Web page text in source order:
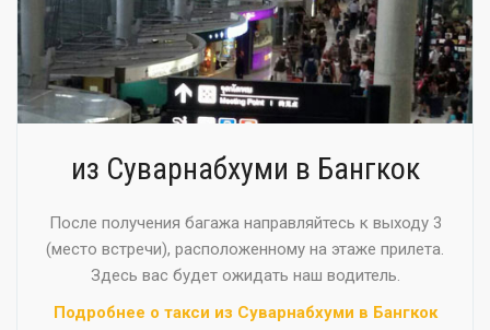
из Суварнабхуми в Бангкок
После получения багажа направляйтесь к выходу 3
(место встречи), расположенному на этаже прилета.
Здесь вас будет ожидать наш водитель.
Подробнее о такси из Суварнабхуми в Бангкок